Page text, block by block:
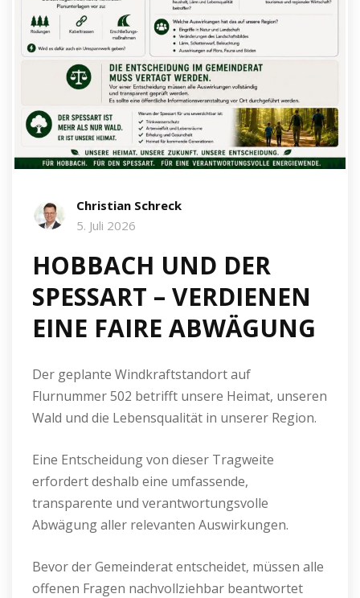
Christian Schreck
5. Juli 2026
HOBBACH UND DER
SPESSART – VERDIENEN
EINE FAIRE ABWÄGUNG
Der geplante Windkraftstandort auf
Flurnummer 502 betrifft unsere Heimat, unseren
Wald und die Lebensqualität in unserer Region.
Eine Entscheidung von dieser Tragweite
erfordert deshalb eine umfassende,
transparente und verantwortungsvolle
Abwägung aller relevanten Auswirkungen.
Bevor der Gemeinderat entscheidet, müssen alle
offenen Fragen nachvollziehbar beantwortet